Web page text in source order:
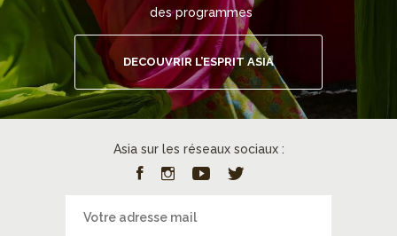
des programmes
DECOUVRIR L’ESPRIT ASIA
Asia sur les réseaux sociaux :